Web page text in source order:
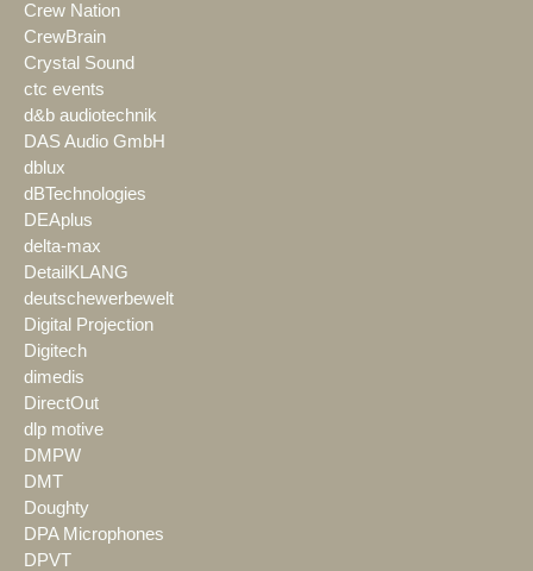
Crew Nation
CrewBrain
Crystal Sound
ctc events
d&b audiotechnik
DAS Audio GmbH
dblux
dBTechnologies
DEAplus
delta-max
DetailKLANG
deutschewerbewelt
Digital Projection
Digitech
dimedis
DirectOut
dlp motive
DMPW
DMT
Doughty
DPA Microphones
DPVT